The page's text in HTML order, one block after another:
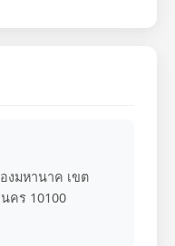
งมหานาค เขต
คร 10100